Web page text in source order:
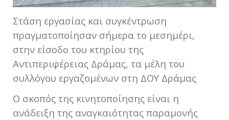
Στάση εργασίας και συγκέντρωση
πραγματοποίησαν σήμερα το μεσημέρι,
στην είσοδο του κτηρίου της
Αντιπεριφέρειας Δράμας, τα μέλη του
συλλόγου εργαζομένων στη ΔΟΥ Δράμας
Ο σκοπός της κινητοποίησης είναι η
ανάδειξη της αναγκαιότητας παραμονής